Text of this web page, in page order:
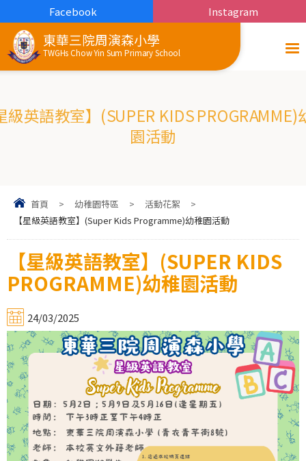
東華三院周演森小學
TWGHs Chow Yin Sum Primary School
Facebook Instagram
級英語教室】(SUPER KIDS PROGRAMME)
園活動
首頁 > 幼稚園特區 > 活動花絮
>
【星級英語教室】(Super Kids Programme)幼稚園活動
【星級英語教室】(SUPER KIDS
PROGRAMME)幼稚園活動
24/03/2025